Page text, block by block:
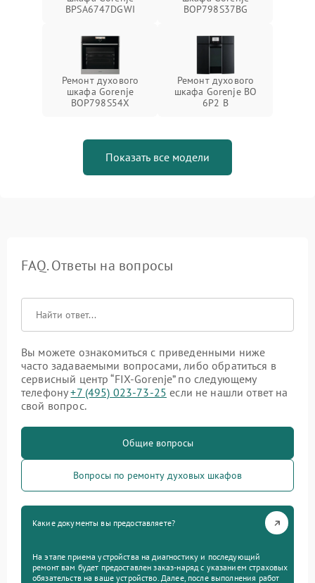
BPSA6747DGWI
BOP798S37BG
Ремонт духового
шкафа Gorenje
BOP798S54X
Ремонт духового
шкафа Gorenje BO
6P2 B
Показать все модели
FAQ. Ответы на вопросы
Вы можете ознакомиться с приведенными ниже
часто задаваемыми вопросами, либо обратиться в
сервисный центр “FIX-Gorenje” по следующему
телефону+7 (495) 023-73-25 если не нашли ответ на
свой вопрос.
Общие вопросы
Вопросы по ремонту духовых шкафов
Какие документы вы предоставляете?
На этапе приема устройства на диагностику и последующий
ремонт вам будет предоставлен заказ-наряд с указанием страховых
обязательств на ваше устройство. Далее, после выполнения работ